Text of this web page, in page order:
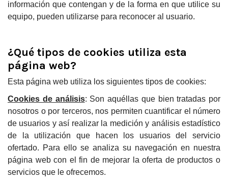
información que contengan y de la forma en que utilice su
equipo, pueden utilizarse para reconocer al usuario.
¿Qué tipos de cookies utiliza esta
página web?
Esta página web utiliza los siguientes tipos de cookies:
Cookies de análisis: Son aquéllas que bien tratadas por
nosotros o por terceros, nos permiten cuantificar el número
de usuarios y así realizar la medición y análisis estadístico
de la utilización que hacen los usuarios del servicio
ofertado. Para ello se analiza su navegación en nuestra
página web con el fin de mejorar la oferta de productos o
servicios que le ofrecemos.